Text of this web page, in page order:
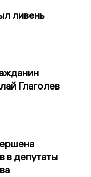
ливень
Глаголев
в депутаты